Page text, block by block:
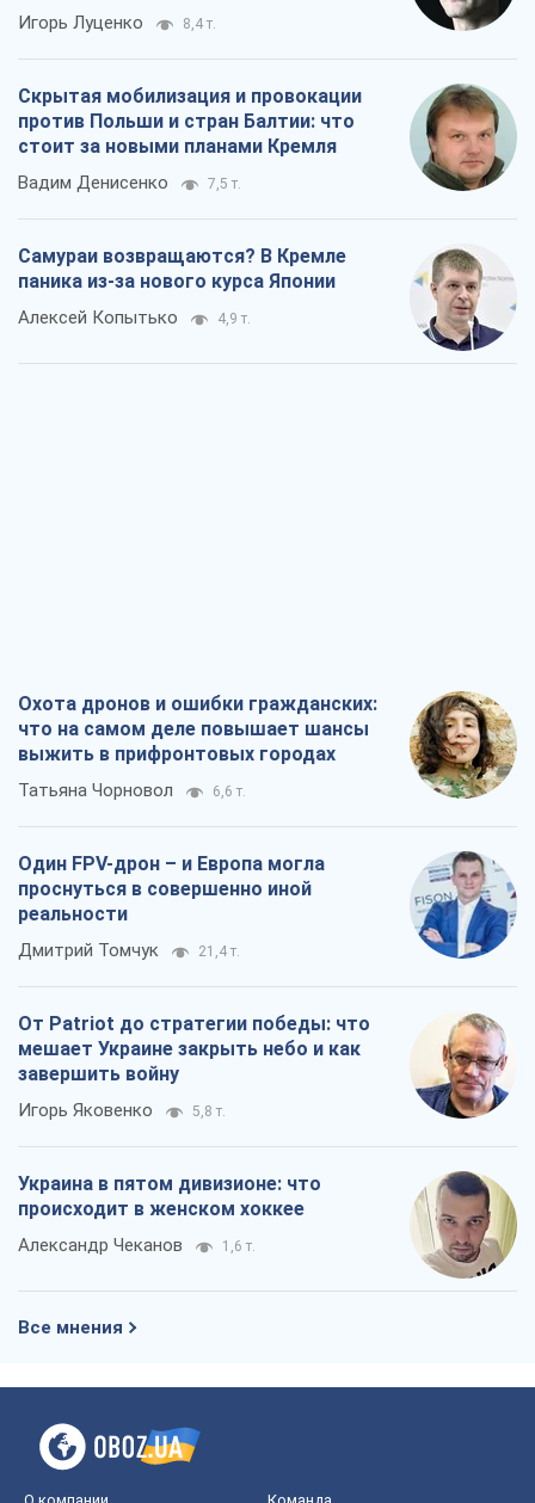
Игорь Луценко 8,4 т.
Скрытая мобилизация и провокации
против Польши и стран Балтии: что
стоит за новыми планами Кремля
Вадим Денисенко 7,5 т.
Самураи возвращаются? В Кремле
паника из-за нового курса Японии
Алексей Копытько 4,9 т.
Охота дронов и ошибки гражданских:
что на самом деле повышает шансы
выжить в прифронтовых городах
Татьяна Чорновол 6,6 т.
Один FPV-дрон – и Европа могла
проснуться в совершенно иной
реальности
Дмитрий Томчук 21,4 т.
От Patriot до стратегии победы: что
мешает Украине закрыть небо и как
завершить войну
Игорь Яковенко 5,8 т.
Украина в пятом дивизионе: что
происходит в женском хоккее
Александр Чеканов 1,6 т.
Все мнения